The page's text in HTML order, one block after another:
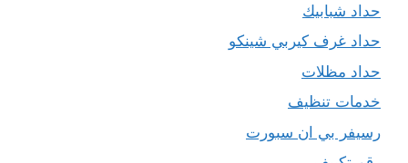
حداد شبابيك
حداد غرف كيربي شينكو
حداد مظلات
خدمات تنظيف
رسيفر بي ان سبورت